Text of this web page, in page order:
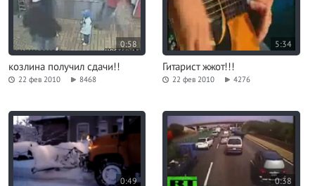
0:58
козлина получил сдачи!!
22 фев 2010 8468
5:34
Гитарист жжот!!!
22 фев 2010 4276
0:49 0:38